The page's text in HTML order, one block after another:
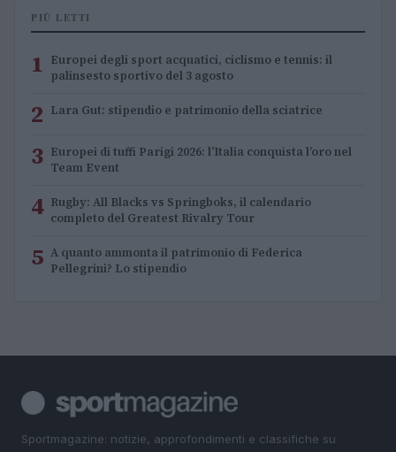
PIÙ LETTI
1 Europei degli sport acquatici, ciclismo e tennis: il
palinsesto sportivo del 3 agosto
2 Lara Gut: stipendio e patrimonio della sciatrice
3 Europei di tuffi Parigi 2026: l’Italia conquista l’oro nel
Team Event
4 Rugby: All Blacks vs Springboks, il calendario
completo del Greatest Rivalry Tour
5 A quanto ammonta il patrimonio di Federica
Pellegrini? Lo stipendio
Sportmagazine: notizie, approfondimenti e classifiche su